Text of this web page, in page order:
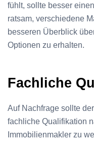
fühlt, sollte besser
ratsam, verschiedene
besseren Überblick
Optionen zu erhalten.
Fachliche
Auf Nachfrage sollte
fachliche Qualifikation
Immobilienmakler zu